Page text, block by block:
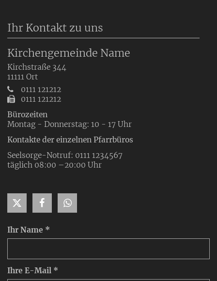
Ihr Name *
Ihre E-Mail *
Ihr Kontakt zu uns
Kirchengemeinde Name
Kirchstraße 344
11111 Ort
0111 121212
0111 121212
Bürozeiten
Montag - Donnerstag: 10 - 17 Uhr
Kontakte der einzelnen Pfarrbüros
Seelsorge-Notruf: 0111 1234567
täglich 08:00 –20:00 Uhr